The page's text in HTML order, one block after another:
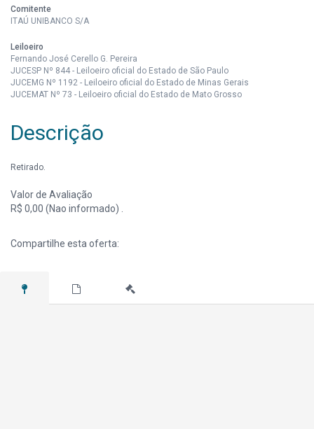
Comitente
ITAÚ UNIBANCO S/A
Leiloeiro
Fernando José Cerello G. Pereira
JUCESP Nº 844 - Leiloeiro oficial do Estado de São Paulo
JUCEMG Nº 1192 - Leiloeiro oficial do Estado de Minas Gerais
JUCEMAT Nº 73 - Leiloeiro oficial do Estado de Mato Grosso
Descrição
Retirado.
Valor de Avaliação
R$ 0,00 (Nao informado) .
Compartilhe esta oferta: